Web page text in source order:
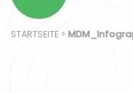
STARTSEITE >